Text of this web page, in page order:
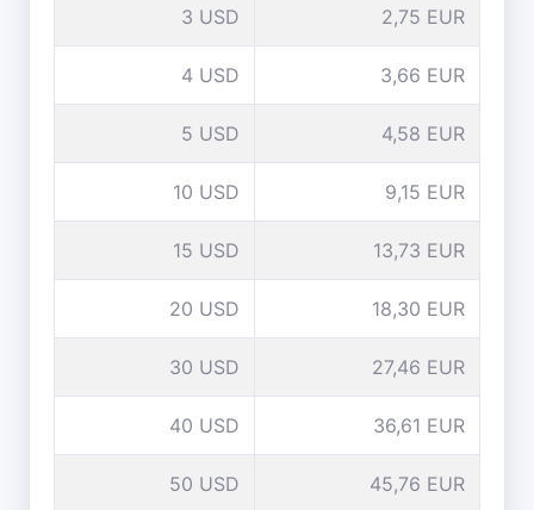
3 USD 2,75 EUR
4 USD 3,66 EUR
5 USD 4,58 EUR
10 USD 9,15 EUR
15 USD 13,73 EUR
20 USD 18,30 EUR
30 USD 27,46 EUR
40 USD 36,61 EUR
50 USD 45,76 EUR